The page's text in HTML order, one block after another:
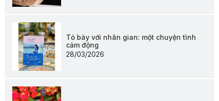
Tỏ bày với nhân gian: một chuyện tình
cảm động
28/03/2026